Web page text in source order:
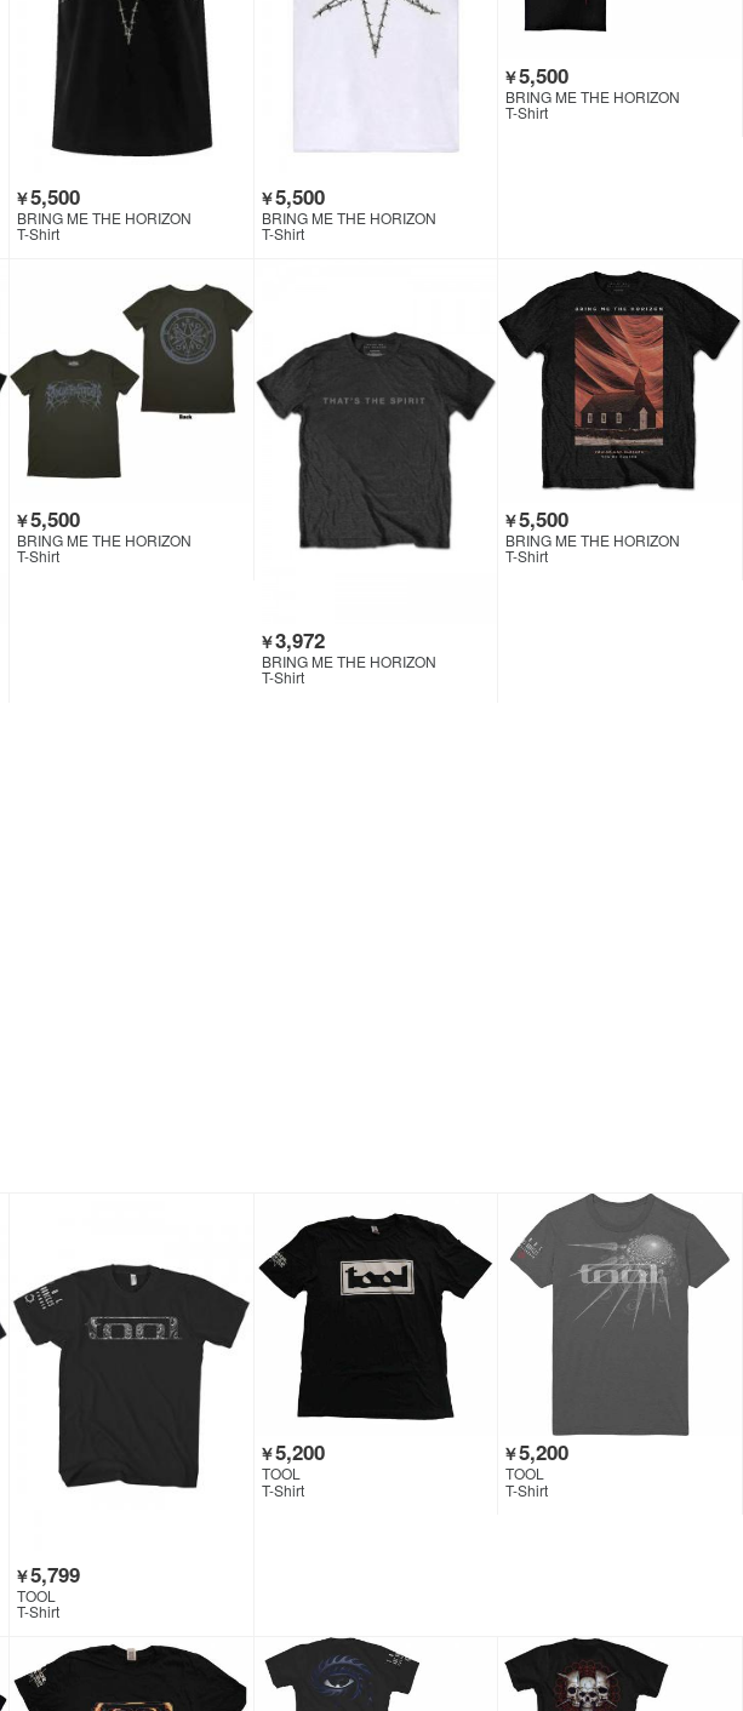
￥5,500
BRING ME THE HORIZON
T-Shirt
￥5,500
BRING ME THE HORIZON
T-Shirt
￥5,500
BRING ME THE HORIZON
T-Shirt
￥5,500
BRING ME THE HORIZON
T-Shirt
￥3,972
BRING ME THE HORIZON
T-Shirt
￥5,500
BRING ME THE HORIZON
T-Shirt
￥5,799
TOOL
T-Shirt
￥5,200
TOOL
T-Shirt
￥5,200
TOOL
T-Shirt